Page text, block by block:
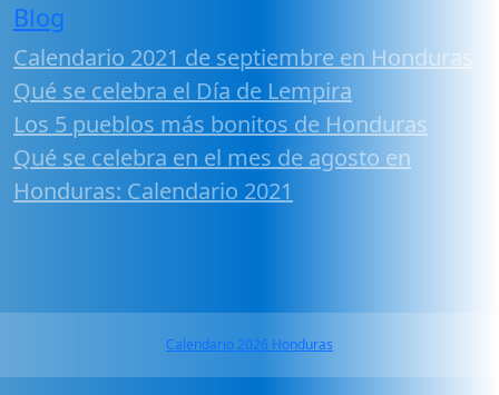
Blog
Calendario 2021 de septiembre en Honduras
Qué se celebra el Día de Lempira
Los 5 pueblos más bonitos de Honduras
Qué se celebra en el mes de agosto en
Honduras: Calendario 2021
Calendario 2026 Honduras